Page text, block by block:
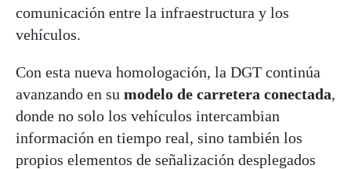
comunicación entre la infraestructura y los
vehículos.
Con esta nueva homologación, la DGT continúa
avanzando en su modelo de carretera conectada,
donde no solo los vehículos intercambian
información en tiempo real, sino también los
propios elementos de señalización desplegados